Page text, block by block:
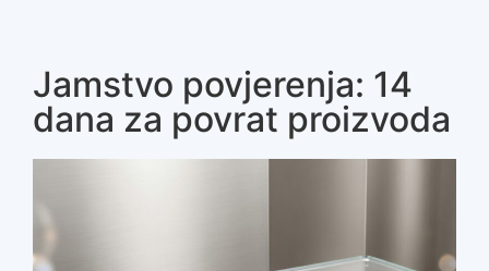
Jamstvo povjerenja: 14
dana za povrat proizvoda